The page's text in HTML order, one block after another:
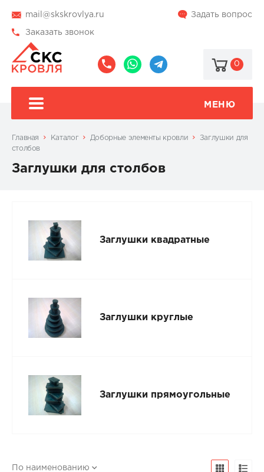
mail@skskrovlya.ru Задать вопрос
Заказать звонок
0
МЕНЮ
Главная Каталог Доборные элементы кровли
Заглушки для
столбов
Заглушки для столбов
Заглушки квадратные
Заглушки круглые
Заглушки прямоугольные
По наименованию